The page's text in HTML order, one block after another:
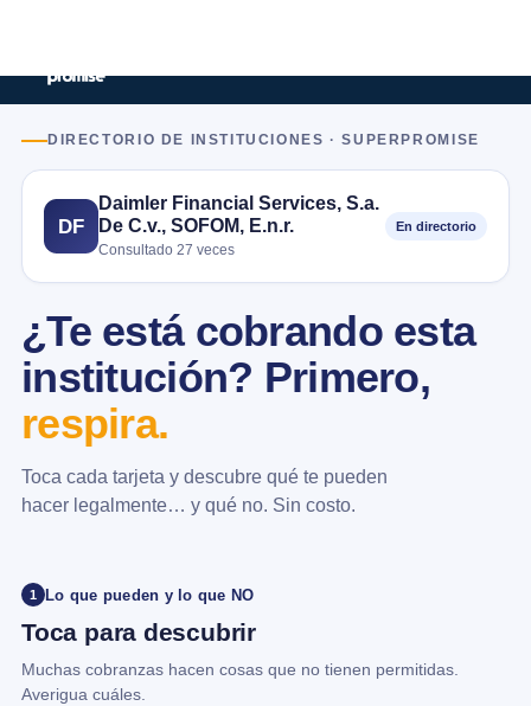
DIRECTORIO DE INSTITUCIONES · SUPERPROMISE
DF
Daimler Financial Services, S.a.
De C.v., SOFOM, E.n.r.
Consultado 27 veces
En directorio
¿Te está cobrando esta
institución? Primero,
respira.
Toca cada tarjeta y descubre qué te pueden
hacer legalmente… y qué no. Sin costo.
1 Lo que pueden y lo que NO
Toca para descubrir
Muchas cobranzas hacen cosas que no tienen permitidas.
Averigua cuáles.